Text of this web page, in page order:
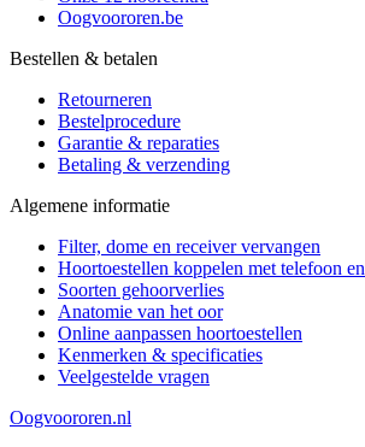
Oogvoororen.be
Bestellen & betalen
Retourneren
Bestelprocedure
Garantie & reparaties
Betaling & verzending
Algemene informatie
Filter, dome en receiver vervangen
Hoortoestellen koppelen met telefoon
Soorten gehoorverlies
Anatomie van het oor
Online aanpassen hoortoestellen
Kenmerken & specificaties
Veelgestelde vragen
Oogvoororen.nl